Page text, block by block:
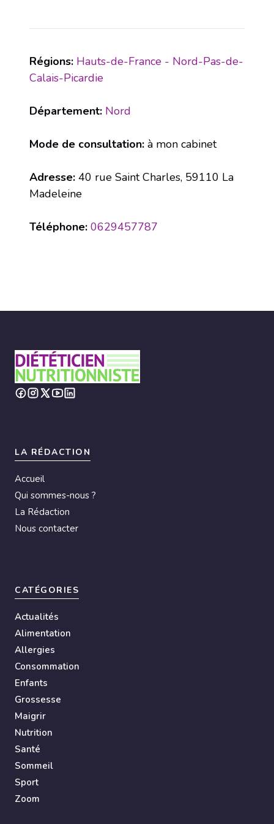
Régions: Hauts-de-France - Nord-Pas-de-
Calais-Picardie
Département: Nord
Mode de consultation: à mon cabinet
Adresse: 40 rue Saint Charles, 59110 La
Madeleine
Téléphone: 0629457787
LA RÉDACTION
Accueil
Qui sommes-nous ?
La Rédaction
Nous contacter
CATÉGORIES
Actualités
Alimentation
Allergies
Consommation
Enfants
Grossesse
Maigrir
Nutrition
Santé
Sommeil
Sport
Zoom